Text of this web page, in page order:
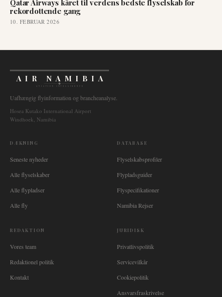
Qatar Airways kåret til verdens bedste flyselskab for
rekordottende gang
10. FEBRUAR 2026
AIR NAMIBIA
AVIATION INTELLIGENCE
Uafhængig flyinformation og brancheanalyse.
Hosea Kutako International Airport
Windhoek, Namibia
DÆKNING
Seneste nyheder
Alle flyselskaber
Alle flypladser
Alle fly
DATABASE
Flyselskabsprofiler
Flypladsguider
Flyspecifikationer
Namibia Rejser
REDAKTION
Vores team
Redaktionel politik
Kontakt
JURIDISK
Privatlivspolitik
Servicevilkår
Cookiepolitik
Ansvarsfraskrivelse